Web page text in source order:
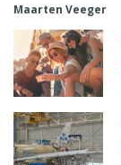
Maarten Veeger